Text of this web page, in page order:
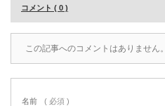
コメント ( 0 )
この記事へのコメントはありません。
名前 ( 必須 )